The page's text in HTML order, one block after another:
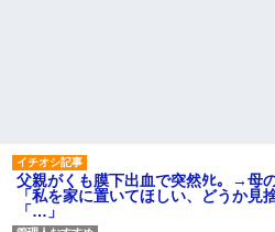
は出てけ！二度と来るな！」結
果・・・
私「初めて飲む味だけどなん
のお茶？」彼「ちっ！」私「」
父親がくも膜下出血で突然ﾀﾋ。→母
「私を家に置いてほしい、どうか見
「…」